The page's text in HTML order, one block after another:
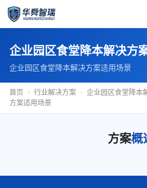
企业园区食堂降本解决方
企业园区食堂降本解决方案适用场景
首页 › 行业解决方案 › 企业园区食堂降本
方案适用场景
方案概